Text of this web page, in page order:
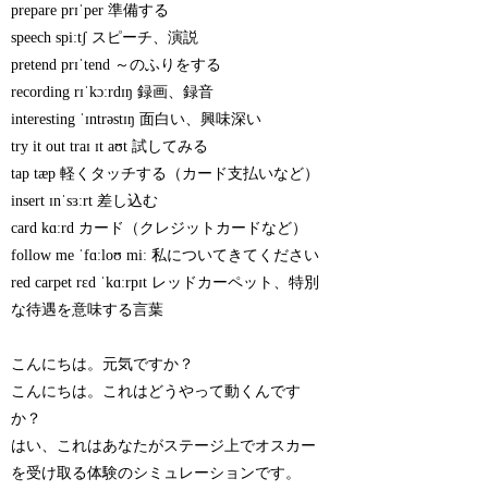
prepare prɪˈper 準備する
speech spiːtʃ スピーチ、演説
pretend prɪˈtend ～のふりをする
recording rɪˈkɔːrdɪŋ 録画、録音
interesting ˈɪntrəstɪŋ 面白い、興味深い
try it out traɪ ɪt aʊt 試してみる
tap tæp 軽くタッチする（カード支払いなど）
insert ɪnˈsɜːrt 差し込む
card kɑːrd カード（クレジットカードなど）
follow me ˈfɑːloʊ miː 私についてきてください
red carpet rɛd ˈkɑːrpɪt レッドカーペット、特別
な待遇を意味する言葉
こんにちは。元気ですか？
こんにちは。これはどうやって動くんです
か？
はい、これはあなたがステージ上でオスカー
を受け取る体験のシミュレーションです。